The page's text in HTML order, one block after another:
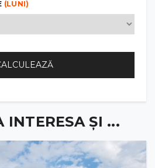
(LUNI)
INTERESA ȘI ...